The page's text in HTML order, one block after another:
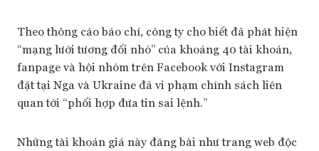
Theo thông cáo báo chí, công ty cho biết đã phát hiện
“mạng lưới tương đối nhỏ” của khoảng 40 tài khoản,
fanpage và hội nhóm trên Facebook với Instagram
đặt tại Nga và Ukraine đã vi phạm chính sách liên
quan tới “phối hợp đưa tin sai lệnh.”
Những tài khoản giả này đăng bài như trang web độc